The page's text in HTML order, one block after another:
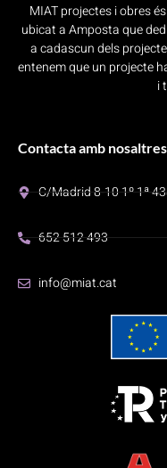
MIAT projectes i
ubicat a Amposta que
a cadascun dels
entenem que un projecte
i
Contacta amb nosaltres
C/Madrid 8-10 1º 1ª
652 512 493
info@miat.cat